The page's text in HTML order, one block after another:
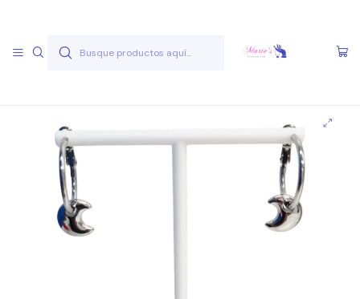
Inicio Joyas Acero Quirúgico Aros Acero Quirúgico
Aros A.Q. Plateados Aro AQ P 4